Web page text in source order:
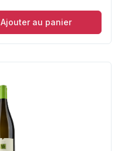
Ajouter au panier